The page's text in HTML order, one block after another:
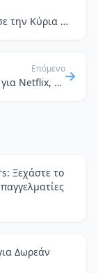
Προσωρινό Email για Beta Testing: Σώσε την Κύρια Θυρίδα σου από το Spam!
Επόμενο
Προσωρινό Email: Το Μυστικό Όπλο σου για Netflix, Spotify και Όχι Μόνο!
Ξεχάστε το
Δωρεάν